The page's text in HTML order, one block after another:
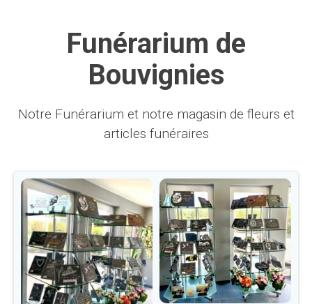
Funérarium de
Bouvignies
Notre Funérarium et notre magasin de fleurs et
articles funéraires